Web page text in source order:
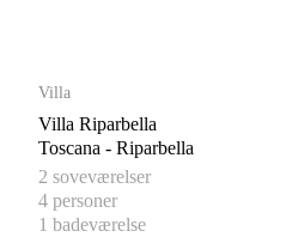
Villa
Villa Riparbella
Toscana - Riparbella
2 soveværelser
4 personer
1 badeværelse